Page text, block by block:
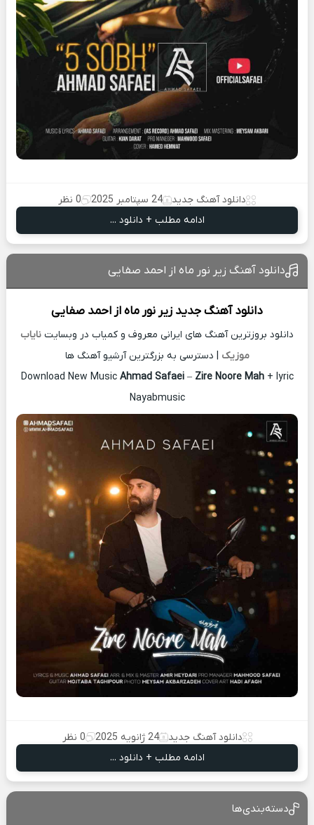
دانلود آهنگ جدید 24 سپتامبر 2025
0 نظر
ادامه مطلب + دانلود ...
دانلود آهنگ زیر نور ماه از احمد صفایی
دانلود آهنگ جدید زیر نور ماه ازاحمد صفایی
دانلود بروزترین آهنگ های ایرانی معروف و کمیاب در وبسایت نایاب
موزیک | دسترسی به بزرگترین آرشیو آهنگ ها
Download New Music Ahmad Safaei– Zire Noore Mah+ lyric
Nayabmusic
دانلود آهنگ جدید 24 ژانویه 2025
0 نظر
ادامه مطلب + دانلود ...
دسته‌بندی‌ها